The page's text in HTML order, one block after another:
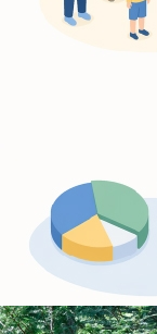
（別ウインドウで
福島
災害
2026